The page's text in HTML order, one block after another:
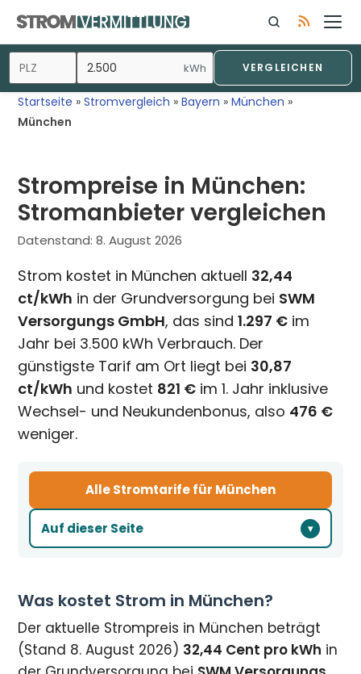
Inhalt
springen
kWh VERGLEICHEN
Startseite »Stromvergleich »Bayern »München »
München
Strompreise in München:
Stromanbieter vergleichen
Datenstand:8. August 2026
Strom kostet in München aktuell 32,44
ct/kWh in der Grundversorgung bei SWM
Versorgungs GmbH, das sind1.297 € im
Jahr bei 3.500 kWh Verbrauch. Der
günstigste Tarif am Ort liegt bei 30,87
ct/kWh und kostet 821 € im 1. Jahr inklusive
Wechsel- und Neukundenbonus, also 476 €
weniger.
Auf dieser Seite
Alle Stromtarife für München
Was kostet Strom in München?
Der aktuelle Strompreis in München beträgt
(Stand 8. August 2026) 32,44 Cent pro kWh in